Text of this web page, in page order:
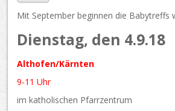
Mit September beginnen die Babytreffs
Dienstag, den 4.9.18
Althofen/Kärnten
9-11 Uhr
im katholischen Pfarrzentrum